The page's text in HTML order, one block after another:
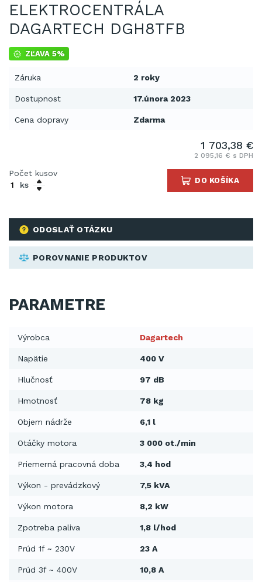
ELEKTROCENTRÁLA
DAGARTECH DGH8TFB
ZĽAVA 5%
Záruka 2 roky
Dostupnost 17.února 2023
Cena dopravy Zdarma
ODOSLAŤ OTÁZKU
POROVNANIE PRODUKTOV
1 703,38 €
2 095,16 € s DPH
Počet kusov
ks
DO KOŠÍKA
PARAMETRE
Výrobca Dagartech
Napätie 400 V
Hlučnosť 97 dB
Hmotnosť 78 kg
Objem nádrže 6,1 l
Otáčky motora 3 000 ot./min
Priemerná pracovná doba 3,4 hod
Výkon - prevádzkový 7,5 kVA
Výkon motora 8,2 kW
Zpotreba paliva 1,8 l/hod
Prúd 1f ~ 230V 23 A
Prúd 3f ~ 400V 10,8 A